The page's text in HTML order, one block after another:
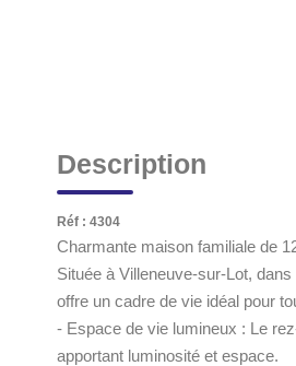
Description
Réf : 4304
Charmante maison familiale de
Située à Villeneuve-sur-Lot,
offre un cadre de vie idéal pour
- Espace de vie lumineux : Le
apportant luminosité et espace.